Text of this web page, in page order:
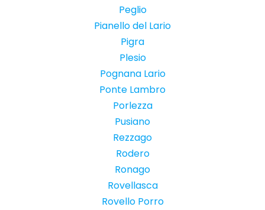
Peglio
Pianello del Lario
Pigra
Plesio
Pognana Lario
Ponte Lambro
Porlezza
Pusiano
Rezzago
Rodero
Ronago
Rovellasca
Rovello Porro